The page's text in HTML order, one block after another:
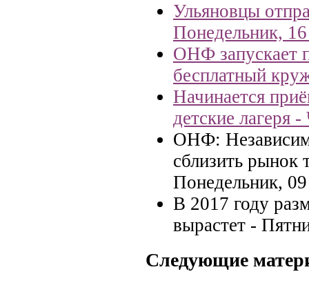
Ульяновцы
Понедельник,
ОНФ запускает
бесплатный
Начинается
детские лагеря -
ОНФ:
сблизить рынок
Понедельник,
В 2017 году
вырастет -
Следующие